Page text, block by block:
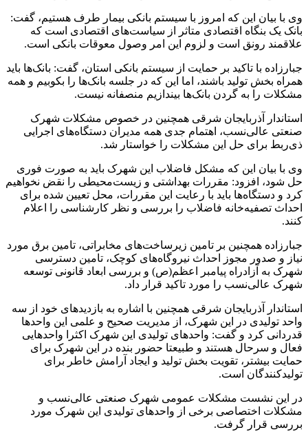
وی با بیان این که امروز با سیستم بانکی بیمار طرف هستیم، گفت:
بانک یک بنگاه اقتصادی متاثر از سیاست‌های اقتصادی است که
علاقمند رونق است و لزوم این امر وصول معوقات بانکی است.
جبارزاده با تاکید بر حمایت از سیستم بانکی استان، گفت: بانک‌ها باید
همراه بخش تولید باشند، اما این که در جلسه بانک‌ها را بکوبیم و همه
مشکلات را به گردن بانک‌ها بیندازیم منصفانه نیست.
استاندار آذربایجان شرقی همچنین در خصوص مشکلات شهرک
صنعتی عالی‌نسب، اهتمام جدی همه مدیران دستگاه‌های اجرایی
ذی‌ربط برای حل این مشکلات را خواستار شد.
وی با بیان این که مشکل فاضلاب این شهرک باید به صورت فوری
حل شود، افزود: مقررات بهداشتی و زیست‌محیطی را نقض نخواهیم
کرد و دستگاه‌ها باید با رعایت این مقررات، محل تعیین شده برای
احداث تصفیه‌خانه فاضلاب را بررسی و نظر کارشناسی را اعلام
کنند.
جبارزاده همچنین بر تامین زیرساخت‌های مخابراتی، تامین برق مورد
نیاز و صدور مجوز احداث نیروگاه‌های کوچک، تامین دسترسی
شهرک به آزادراه پیامبر اعظم(ص) و بررسی ابعاد قانونی توسعه
شهرک عالی‌نسب را مورد تاکید قرار داد.
استاندار آذربایجان شرقی همچنین با اشاره به بازدیدهای خود از سه
واحد تولیدی در این شهرک، از مدیریت صحیح و علمی این واحدها
قدردانی کرد و گفت: واحدهای تولیدی این شهرک اکثرا واحدهایی
فعال و سرحال هستند و طبیعتا حضور بنده در این شهرک برای
حمایت بیشتر، تقویت بخش تولید و ایجاد آرامش خاطر برای
تولیدکنندگان است.
در این نشست مشکلات عمومی شهرک صنعتی عالی‌نسب و
مشکلات اختصاصی برخی از واحدهای تولیدی این شهرک مورد
بررسی قرار گرفت.